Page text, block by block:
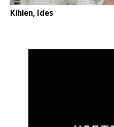
Kihlen, Ides